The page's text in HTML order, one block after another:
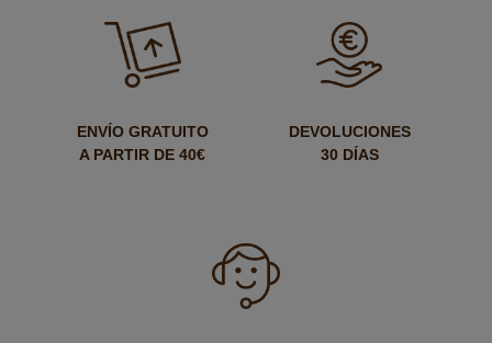
ENVÍO GRATUITO
A PARTIR DE 40€
DEVOLUCIONES
30 DÍAS